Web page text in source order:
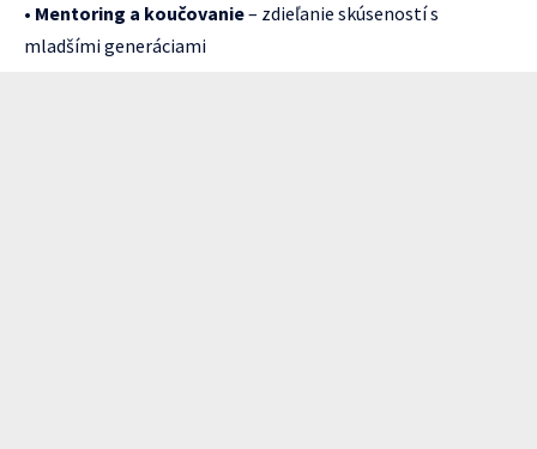
• Mentoring a koučovanie– zdieľanie skúseností s
mladšími generáciami